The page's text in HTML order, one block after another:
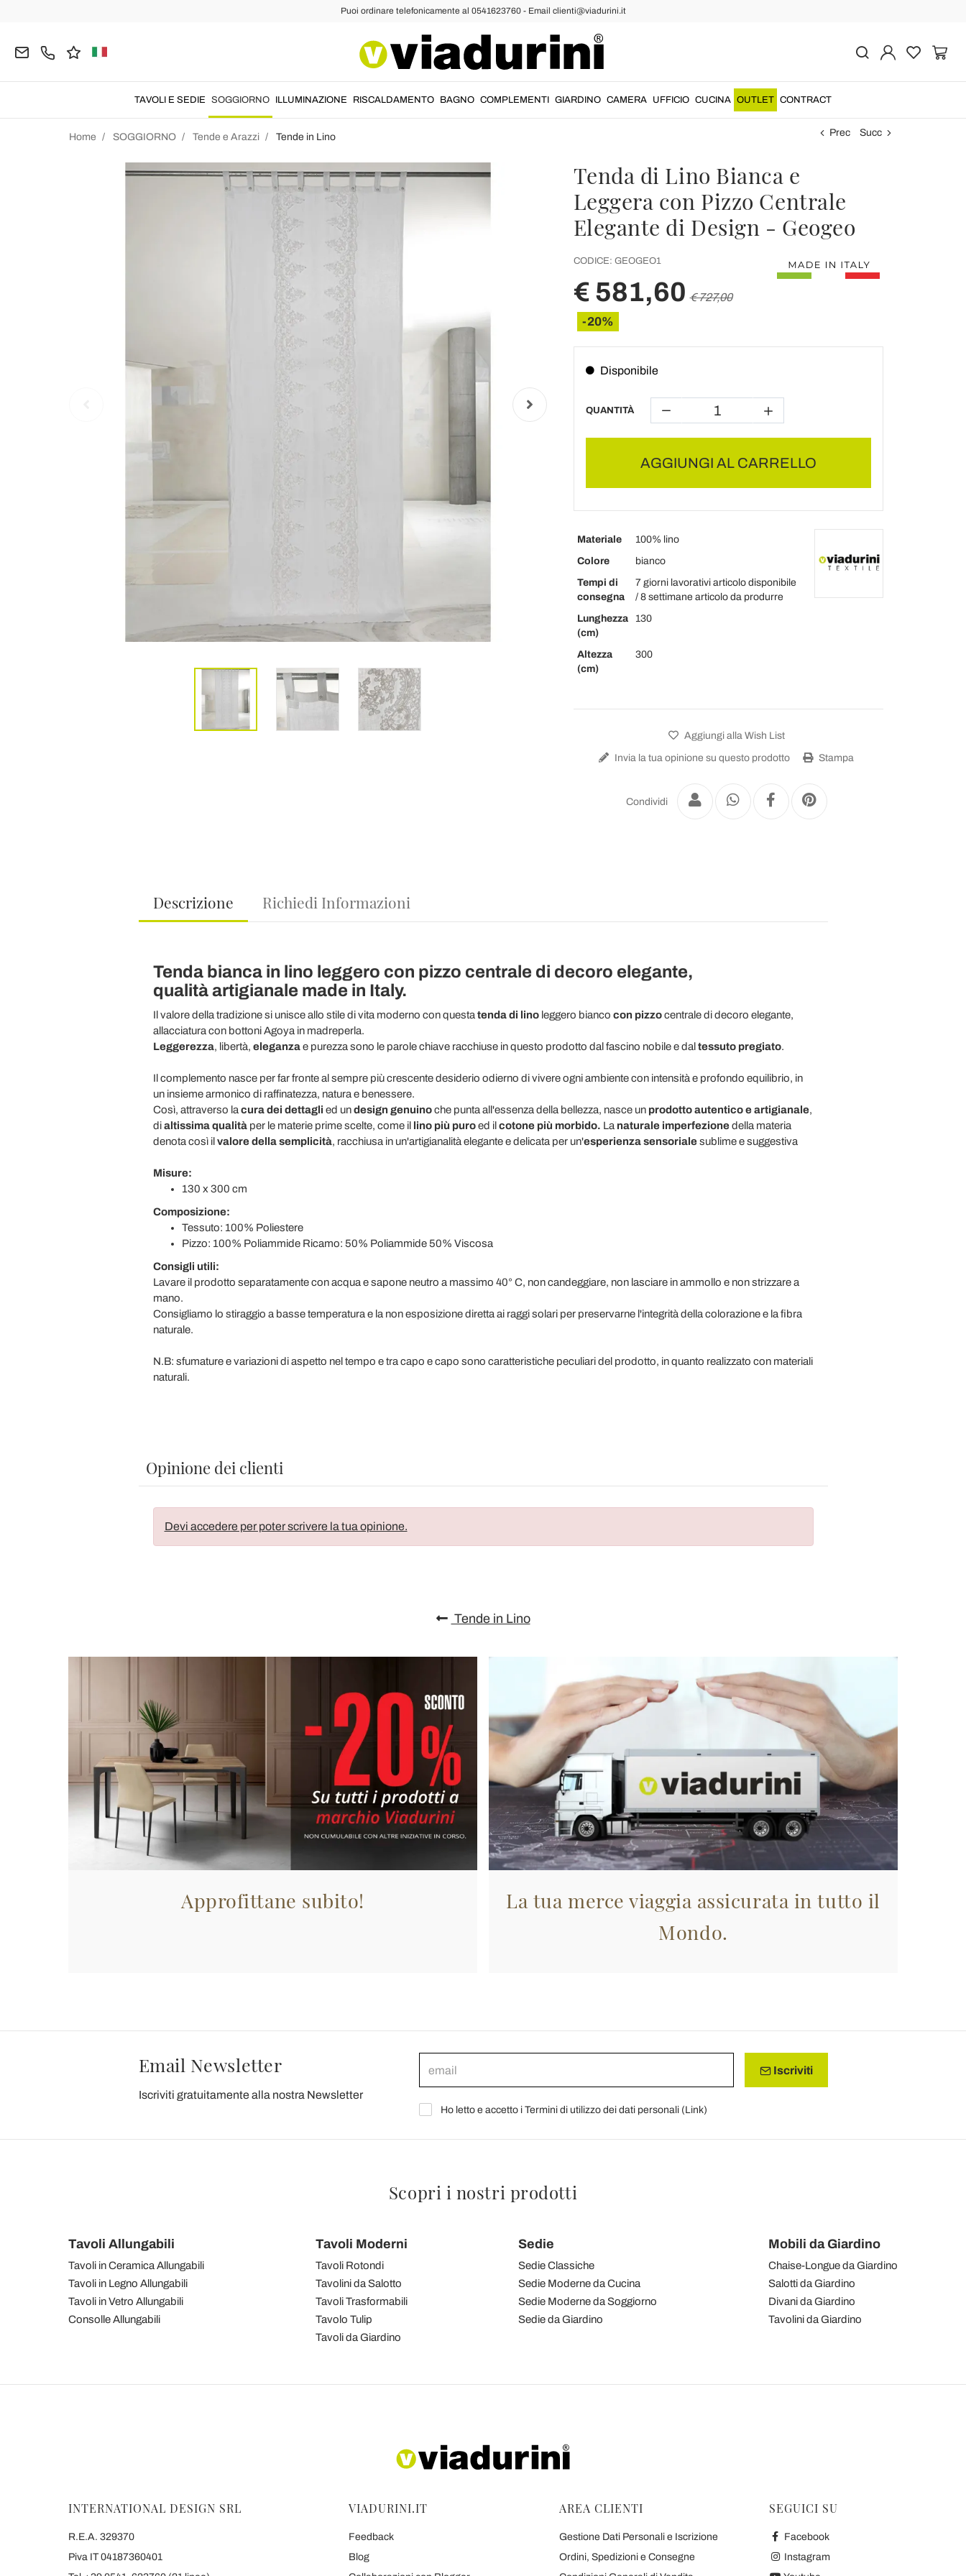
Puoi ordinare telefonicamente al 0541623760 - Email clienti@viadurini.it
TAVOLI E SEDIE SOGGIORNO ILLUMINAZIONE RISCALDAMENTO BAGNO COMPLEMENTI GIARDINO CAMERA UFFICIO CUCINA OUTLET CONTRACT
Home SOGGIORNO Tende e Arazzi Tende in Lino Prec Succ
Tenda di Lino Bianca e
Leggera con Pizzo Centrale
Elegante di Design - Geogeo
CODICE: GEOGEO1
€ 581,60 € 727,00
-20%
Disponibile
QUANTITÀ
AGGIUNGI AL CARRELLO
Materiale
100% lino
Colore
bianco
Tempi di
consegna
7 giorni lavorativi articolo disponibile
/ 8 settimane articolo da produrre
Lunghezza
(cm)
130
Altezza
(cm)
300
Aggiungi alla Wish List
Invia la tua opinione su questo prodotto Stampa
Condividi
Descrizione Richiedi Informazioni
Tenda bianca in lino leggero con pizzo centrale di decoro elegante,
qualità artigianale made in Italy.
Il valore della tradizione si unisce allo stile di vita moderno con questa tendadi lino leggero bianco con pizzocentrale di decoro elegante,
allacciatura con bottoni Agoya in madreperla.
Leggerezza, libertà, eleganzae purezza sono le parole chiave racchiuse in questo prodotto dal fascino nobile e dal tessuto pregiato.
Il complemento nasce per far fronte al sempre più crescente desiderio odierno di vivere ogni ambiente con intensità e profondo equilibrio, in
un insieme armonico di raffinatezza, natura e benessere.
Così, attraverso la cura dei dettagli ed undesign genuinoche punta all'essenza della bellezza, nasce un prodotto autentico e artigianale,
dialtissima qualitàper le materie prime scelte, come il lino più puroed il cotone più morbido. La naturale imperfezionedella materia
denota così il valore della semplicità, racchiusa in un'artigianalità elegante e delicata per un'esperienza sensorialesublime e suggestiva
Misure:
130 x 300 cm
Composizione:
Tessuto: 100% Poliestere
Pizzo: 100% Poliammide Ricamo: 50% Poliammide 50% Viscosa
Consigli utili:
Lavare il prodotto separatamente con acqua e sapone neutro a massimo 40° C, non candeggiare, non lasciare in ammollo e non strizzare a
mano.
Consigliamo lo stiraggio a basse temperatura e la non esposizione diretta ai raggi solari per preservarne l'integrità della colorazione e la fibra
naturale.
N.B: sfumature e variazioni di aspetto nel tempo e tra capo e capo sono caratteristiche peculiari del prodotto, in quanto realizzato con materiali
naturali.
Opinione dei clienti
Devi accedere per poter scrivere la tua opinione.
Tende in Lino
Approfittane subito!
La tua merce viaggia assicurata in tutto il
Mondo.
Email Newsletter
Iscriviti gratuitamente alla nostra Newsletter
Iscriviti
Ho letto e accetto i Termini di utilizzo dei dati personali (Link)
Scopri i nostri prodotti
Tavoli Allungabili
Tavoli in Ceramica Allungabili
Tavoli in Legno Allungabili
Tavoli in Vetro Allungabili
Consolle Allungabili
Tavoli Moderni
Tavoli Rotondi
Tavolini da Salotto
Tavoli Trasformabili
Tavolo Tulip
Tavoli da Giardino
Sedie
Sedie Classiche
Sedie Moderne da Cucina
Sedie Moderne da Soggiorno
Sedie da Giardino
Mobili da Giardino
Chaise-Longue da Giardino
Salotti da Giardino
Divani da Giardino
Tavolini da Giardino
INTERNATIONAL DESIGN SRL
R.E.A. 329370
Piva IT 04187360401
VIADURINI.IT
Feedback
Blog
AREA CLIENTI
Gestione Dati Personali e Iscrizione
Ordini, Spedizioni e Consegne
SEGUICI SU
Facebook
Instagram